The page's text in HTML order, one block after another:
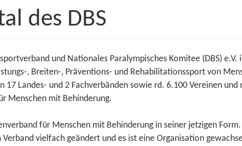
des DBS
und Nationales Paralympisches Komitee (DBS)
, Breiten-, Präventions- und Rehabilitationssport von
17 Landes- und 2 Fachverbänden sowie rd. 6.100 Vereinen
Menschen mit Behinderung.
für Menschen mit Behinderung in seiner jetzigen
vielfach geändert und es ist eine Organisation